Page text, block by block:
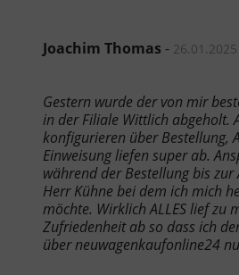
Joachim Thomas - 26.01.2025
Gestern wurde der von mir
in der Filiale Wittlich abgeholt.
konfigurieren über Bestellung,
Einweisung liefen super ab.
während der Bestellung bis
Herr Kühne bei dem ich mich
möchte. Wirklich ALLES lief zu
Zufriedenheit ab so dass ich
über neuwagenkaufonline24